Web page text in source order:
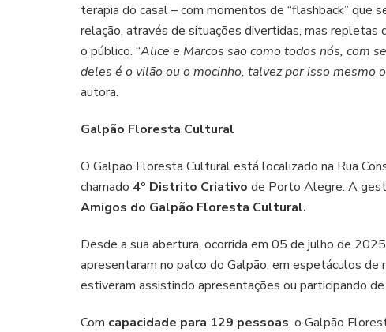
terapia do casal – com momentos de “flashback” que
relação, através de situações divertidas, mas repletas
o público. “Alice e Marcos são como todos nós, com
deles é o vilão ou o mocinho, talvez por isso mesmo
autora.
Galpão Floresta Cultural
O Galpão Floresta Cultural está localizado na Rua
chamado 4º Distrito Criativo de Porto Alegre. A
Amigos do Galpão Floresta Cultural.
Desde a sua abertura, ocorrida em 05 de julho de
apresentaram no palco do Galpão, em espetáculos
estiveram assistindo apresentações ou participando de
Com capacidade para 129 pessoas, o Galpão